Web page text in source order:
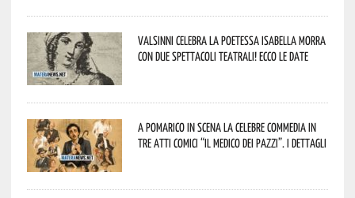
Valsinni celebra la poetessa Isabella Morra
con due spettacoli teatrali! Ecco le date
A Pomarico in scena la celebre commedia in
tre atti comici “Il medico dei pazzi”. I dettagli